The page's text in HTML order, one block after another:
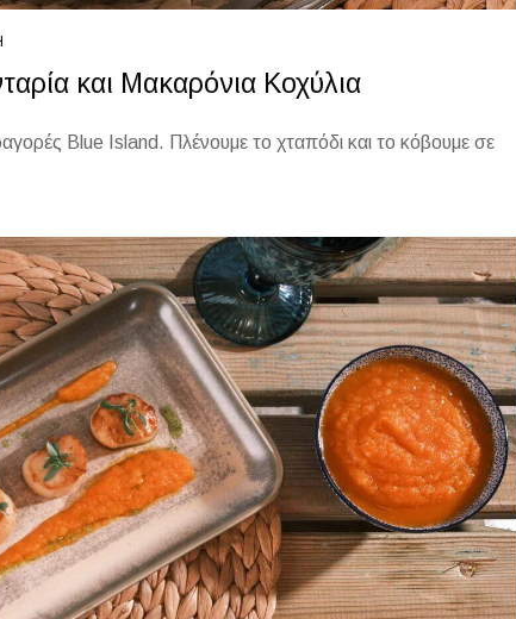
και Μακαρόνια Κοχύλια
Blue Island. Πλένουμε το χταπόδι και το κόβουμε σε